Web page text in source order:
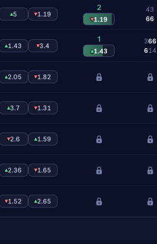
▴5 ▾1.19
2
▾1.19
4
6
3
6
▴1.43 ▾3.4
1
▴1.43
3
6
6
1
6
4
▴2.05 ▾1.82
▴3.7 ▾1.31
▾2.6 ▴1.59
▴2.36 ▾1.65
▾1.52 ▴2.65